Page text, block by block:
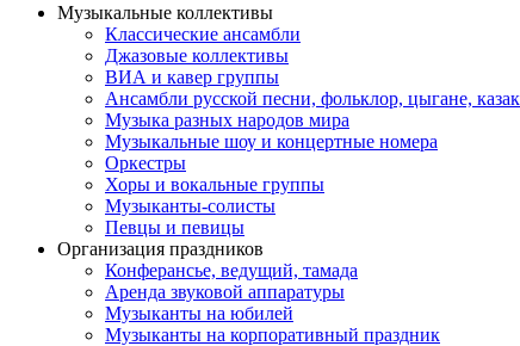
Музыкальные коллективы
Классические ансамбли
Джазовые коллективы
ВИА и кавер группы
Ансамбли русской песни, фольклор, цыгане,
Музыка разных народов мира
Музыкальные шоу и концертные номера
Оркестры
Хоры и вокальные группы
Музыканты-солисты
Певцы и певицы
Организация праздников
Конферансье, ведущий, тамада
Аренда звуковой аппаратуры
Музыканты на юбилей
Музыканты на корпоративный праздник